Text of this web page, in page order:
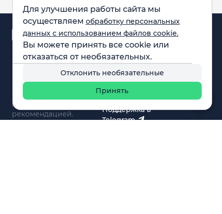
Для улучшения работы сайта мы
осуществляем обработку персональных
данных с использованием файлов cookie.
Вы можете принять все cookie или
отказаться от необязательных.
Отклонить необязательные
Принять
Обращаем внимание:
все материалы,
представленные на
сайте, не являются
инвестиционной
рекомендацией.
Аналитика и
новости
Карта рынка
Компании
F.A.Q.
Обучение
Вебинары
О нас
Поддержка в
Telegram